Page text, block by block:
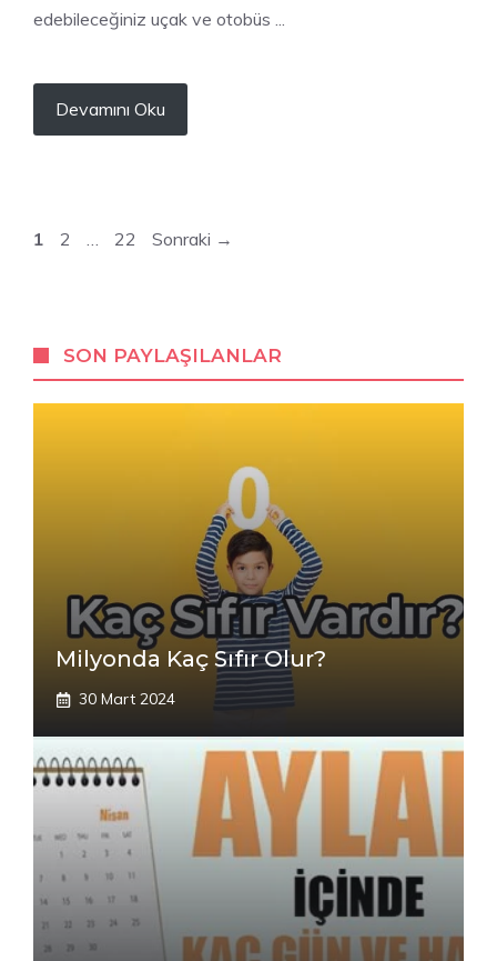
edebileceğiniz uçak ve otobüs ...
Devamını Oku
Sayfa
1 Sayfa
2 … Sayfa
22 Sonraki →
SON PAYLAŞILANLAR
Milyonda Kaç Sıfır Olur?
30 Mart 2024